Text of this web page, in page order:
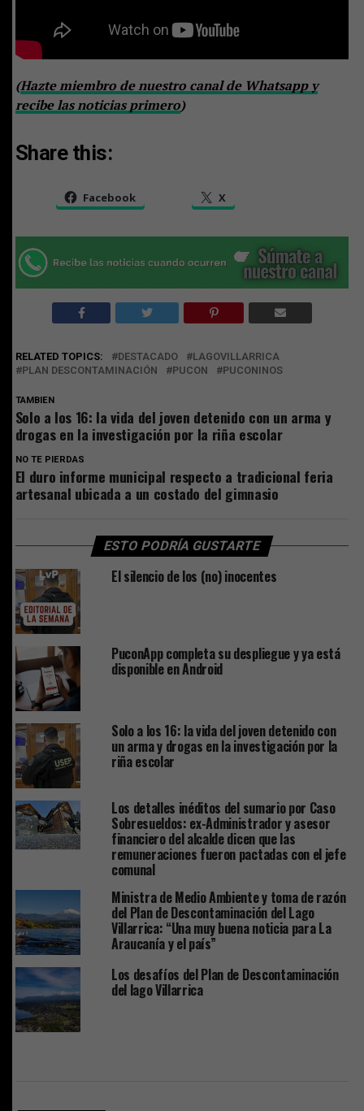
(Hazte miembro de nuestro canal de Whatsapp y
recibe las noticias primero)
Share this:
Facebook X
RELATED TOPICS: DESTACADO
LAGOVILLARRICA
PLAN DESCONTAMINACIÓN
PUCON PUCONINOS
TAMBIEN
Solo a los 16: la vida del joven detenido con un arma y
drogas en la investigación por la riña escolar
NO TE PIERDAS
El duro informe municipal respecto a tradicional feria
artesanal ubicada a un costado del gimnasio
ESTO PODRÍA GUSTARTE
El silencio de los (no) inocentes
PuconApp completa su despliegue y ya está
disponible en Android
Solo a los 16: la vida del joven detenido con
un arma y drogas en la investigación por la
riña escolar
Los detalles inéditos del sumario por Caso
Sobresueldos: ex-Administrador y asesor
financiero del alcalde dicen que las
remuneraciones fueron pactadas con el jefe
comunal
Ministra de Medio Ambiente y toma de razón
del Plan de Descontaminación del Lago
Villarrica: “Una muy buena noticia para La
Araucanía y el país”
Los desafíos del Plan de Descontaminación
del lago Villarrica